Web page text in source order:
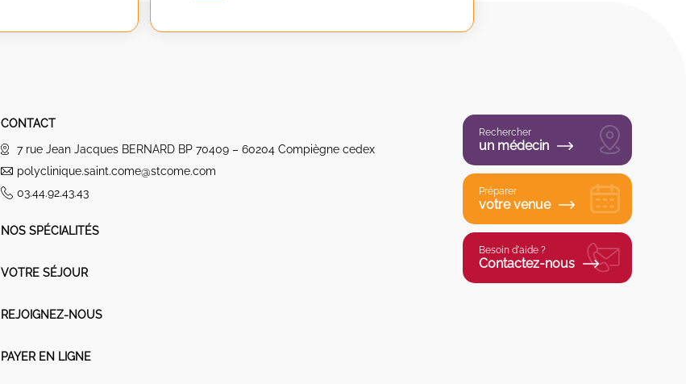
CONTACT
7 rue Jean Jacques BERNARD BP 70409 – 60204 Compiègne cedex
polyclinique.saint.come@stcome.com
03.44.92.43.43
NOS SPÉCIALITÉS
VOTRE SÉJOUR
REJOIGNEZ-NOUS
PAYER EN LIGNE
Rechercher
un médecin
Préparer
votre venue
Besoin d'aide ?
Contactez-nous